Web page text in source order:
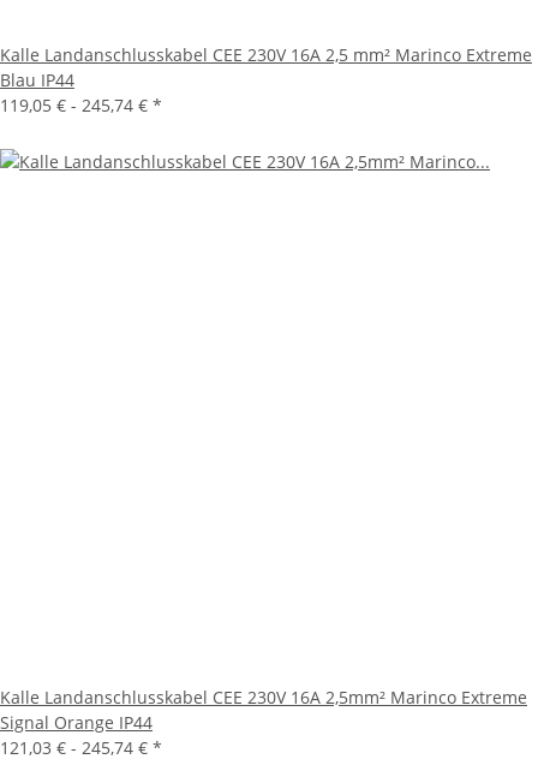
Kalle Landanschlusskabel CEE 230V 16A 2,5 mm² Marinco Extreme
Blau IP44
119,05 € - 245,74 € *
Kalle Landanschlusskabel CEE 230V 16A 2,5mm² Marinco Extreme
Signal Orange IP44
121,03 € - 245,74 € *